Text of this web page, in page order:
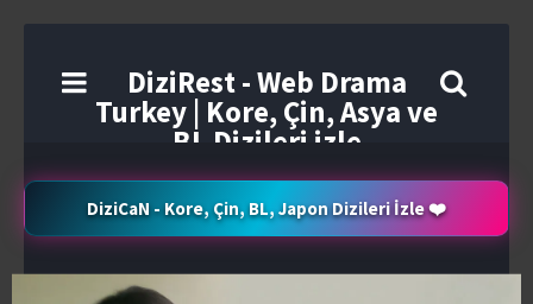
DiziRest - Web Drama
Turkey | Kore, Çin, Asya ve
BL Dizileri izle
DiziCaN - Kore, Çin, BL, Japon Dizileri İzle ❤️